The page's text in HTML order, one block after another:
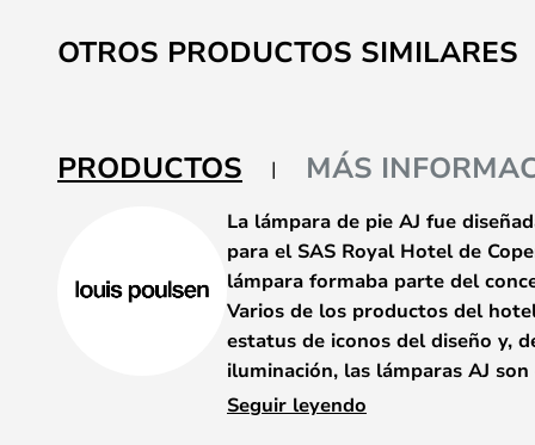
al
comienzo
galería
de
OTROS PRODUCTOS SIMILARES
PRODUCTOS MÁS
La lámpara de pie AJ fue
para el SAS Royal Hotel de
lámpara formaba parte del
Varios de los productos del
estatus de iconos del diseño y,
iluminación, las lámparas AJ
el mundo. Con motivo del 50
Seguir leyendo